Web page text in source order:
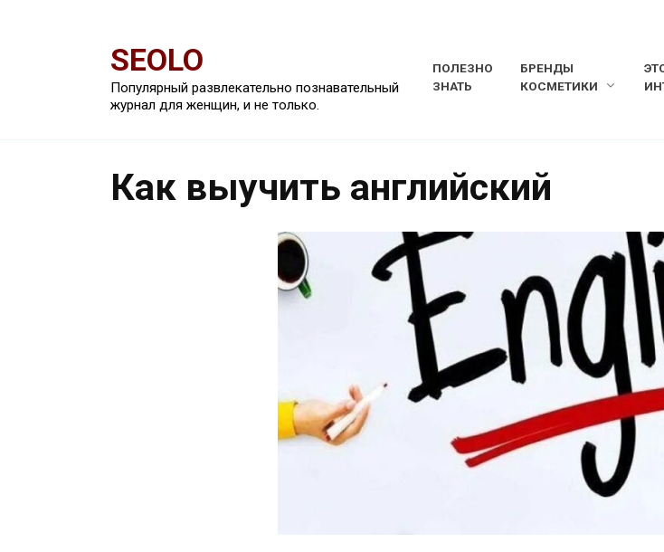
SEOLO
Популярный развлекательно познавательный
журнал для женщин, и не только.
ПОЛЕЗНО
ЗНАТЬ
БРЕНДЫ
КОСМЕТИКИ
Как выучить английский